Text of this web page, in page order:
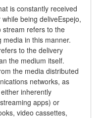
is constantly received
being deliveEspejo,
stream refers to the
in this manner.
to the delivery
the medium itself.
the media distributed
networks, as
inherently
apps) or
video cassettes,